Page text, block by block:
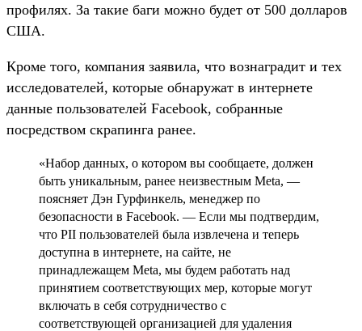
профилях. За такие баги можно будет от 500 долларов
США.
Кроме того, компания заявила, что вознаградит и тех
исследователей, которые обнаружат в интернете
данные пользователей Facebook, собранные
посредством скрапинга ранее.
«Набор данных, о котором вы сообщаете, должен
быть уникальным, ранее неизвестным Meta, —
поясняет Дэн Гурфинкель, менеджер по
безопасности в Facebook. — Если мы подтвердим,
что PII пользователей была извлечена и теперь
доступна в интернете, на сайте, не
принадлежащем Meta, мы будем работать над
принятием соответствующих мер, которые могут
включать в себя сотрудничество с
соответствующей организацией для удаления